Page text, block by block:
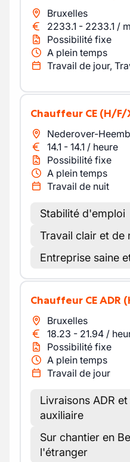
Bruxelles
2233.1 - 2233.1 /
Possibilité fixe
A plein temps
Travail de jour,
Chauffeur CE (H/F/
Nederover-
14.1 - 14.1 / heure
Possibilité fixe
A plein temps
Travail de nuit
Stabilité d'emploi
Travail clair et de
Entreprise saine
Chauffeur CE ADR
Bruxelles
18.23 - 21.94 /
Possibilité fixe
A plein temps
Travail de jour
Livraisons ADR
auxiliaire
Sur chantier en
l'étranger